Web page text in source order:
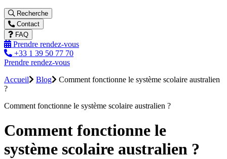
Recherche
Contact
FAQ
Prendre rendez-vous
+33 1 39 50 77 70
Prendre rendez-vous
Accueil
Blog
Comment fonctionne le système scolaire australien
?
Comment fonctionne le système scolaire australien ?
Comment fonctionne le
système scolaire australien ?